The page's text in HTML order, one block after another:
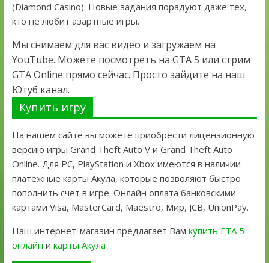
(Diamond Casino). Новые задания порадуют даже тех,
кто не любит азартные игры.
Мы снимаем для вас видео и загружаем на
YouTube. Можете посмотреть на GTA 5 или стрим
GTA Online прямо сейчас. Просто зайдите на наш
Ютуб канал.
Купить игру
На нашем сайте вы можете приобрести лицензионную
версию игры Grand Theft Auto V и Grand Theft Auto
Online. Для PC, PlayStation и Xbox имеются в наличии
платежные карты Акула, которые позволяют быстро
пополнить счет в игре. Онлайн оплата банковскими
картами Visa, MasterCard, Maestro, Мир, JCB, UnionPay.
Наш интернет-магазин предлагает Вам купить ГТА 5
онлайн и карты Акула